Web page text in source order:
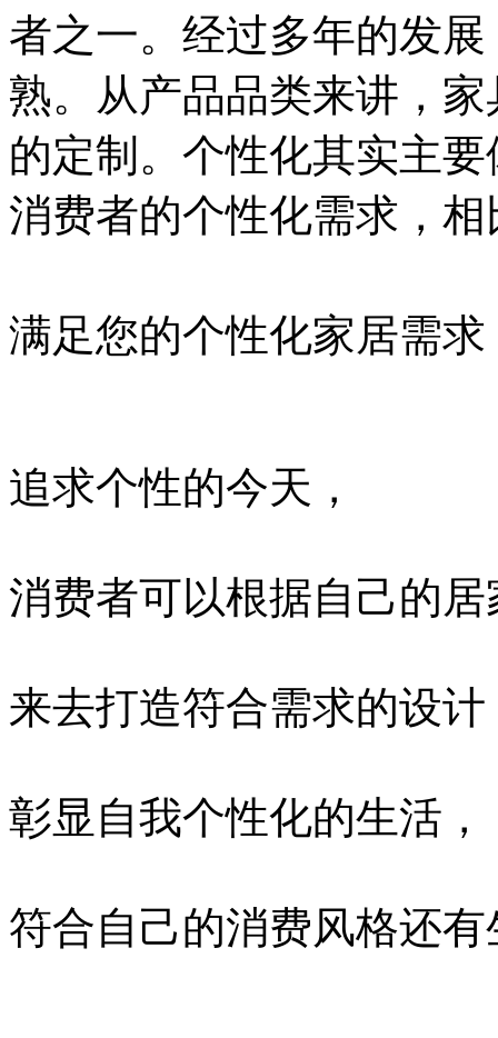
者之一。经过多年的发
熟。从产品品类来讲，
的定制。个性化其实主
消费者的个性化需求，相
满足您的个性化家居需求
追求个性的今天，
消费者可以根据自己的
来去打造符合需求的设计
彰显自我个性化的生活，
符合自己的消费风格还